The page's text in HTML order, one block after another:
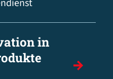
in